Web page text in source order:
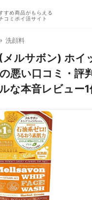
すめ商品がもらえる
コミポイ活サイト
洗顔料
メルサボン) ホイ
悪い口コミ・評
な本音レビュー1